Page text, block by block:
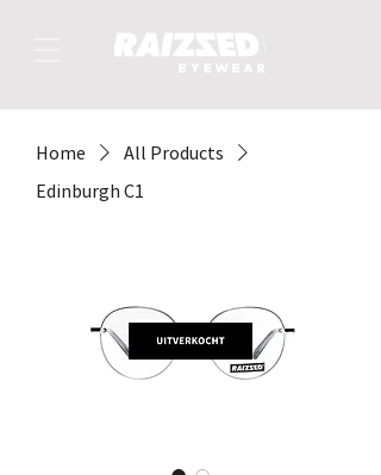
Home
All Products
Edinburgh C1